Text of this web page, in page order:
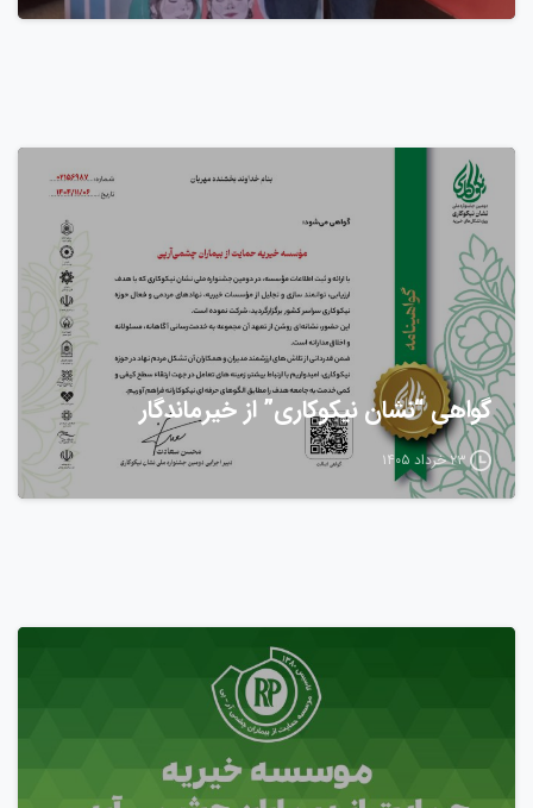
گواهی “نشان نیکوکاری” از خیرماندگار
۲۳ خرداد ۱۴۰۵